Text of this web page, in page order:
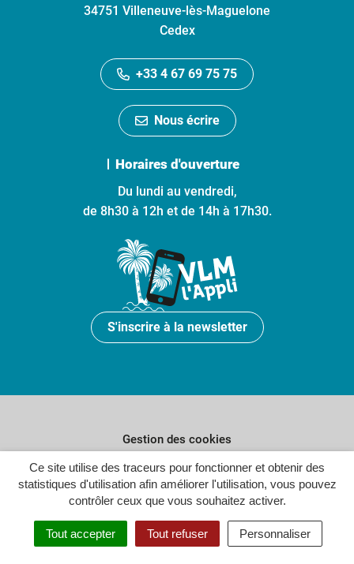
Ce site utilise des traceurs pour fonctionner et obtenir des
statistiques d'utilisation afin améliorer l'utilisation, vous pouvez
contrôler ceux que vous souhaitez activer.
Tout accepter Tout refuser Personnaliser
34751 Villeneuve-lès-Maguelone
Cedex
+33 4 67 69 75 75
Nous écrire
Horaires d'ouverture
Du lundi au vendredi,
de 8h30 à 12h et de 14h à 17h30.
S'inscrire à la newsletter
Gestion des cookies
Plan du site
Politique de confidentialité
Crédits